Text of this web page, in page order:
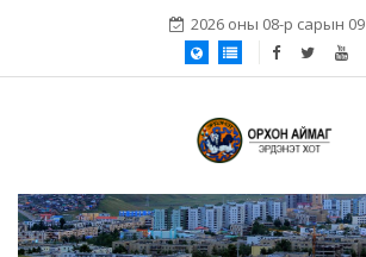
2026 оны 08-р сарын 09